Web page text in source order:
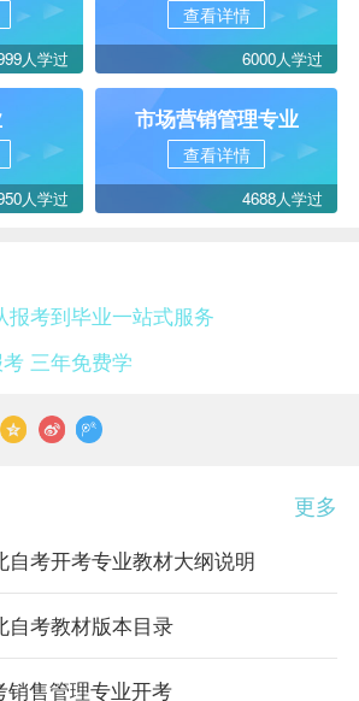
人学过
查看详情
6000人学过
人学过
市场营销管理专业
查看详情
4688人学过
报考到毕业一站式服务
三年免费学
更多
自考开考专业教材大纲说明
自考教材版本目录
销售管理专业开考